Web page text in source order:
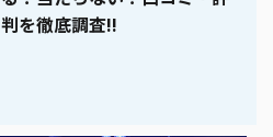
判を徹底調査!!